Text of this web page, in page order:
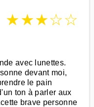
★★★☆☆
avec lunettes.
devant moi,
le pain
ton à parler aux
brave personne